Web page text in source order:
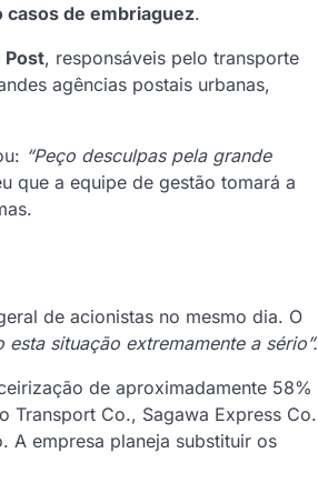
casos de embriaguez.
Post, responsáveis pelo transporte
agências postais urbanas,
“Peço desculpas pela grande
que a equipe de gestão tomará a
de acionistas no mesmo dia. O
esta situação extremamente a sério”.
de aproximadamente 58%
Transport Co., Sagawa Express Co.
A empresa planeja substituir os